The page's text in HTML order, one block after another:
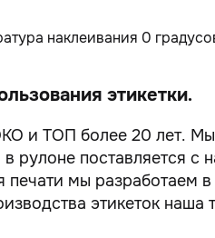
наклеивания 0
этикетки.
и ТОП более 20 лет.
рулоне поставляется с
мы разработаем в
этикеток наша